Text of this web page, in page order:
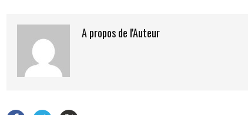
A propos de l'Auteur